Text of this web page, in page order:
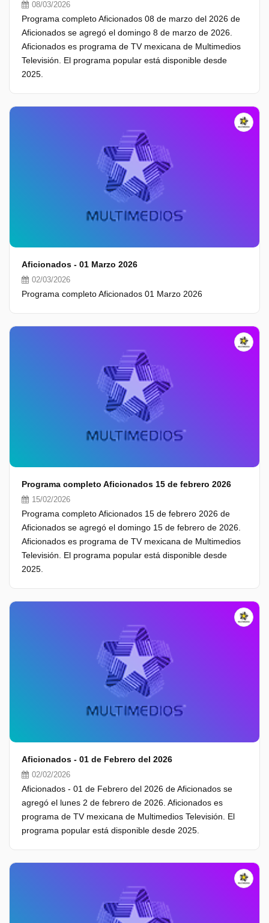
08/03/2026
Programa completo Aficionados 08 de marzo del 2026 de
Aficionados se agregó el domingo 8 de marzo de 2026.
Aficionados es programa de TV mexicana de Multimedios
Televisión. El programa popular está disponible desde
2025.
Aficionados - 01 Marzo 2026
02/03/2026
Programa completo Aficionados 01 Marzo 2026
Programa completo Aficionados 15 de febrero 2026
15/02/2026
Programa completo Aficionados 15 de febrero 2026 de
Aficionados se agregó el domingo 15 de febrero de 2026.
Aficionados es programa de TV mexicana de Multimedios
Televisión. El programa popular está disponible desde
2025.
Aficionados - 01 de Febrero del 2026
02/02/2026
Aficionados - 01 de Febrero del 2026 de Aficionados se
agregó el lunes 2 de febrero de 2026. Aficionados es
programa de TV mexicana de Multimedios Televisión. El
programa popular está disponible desde 2025.